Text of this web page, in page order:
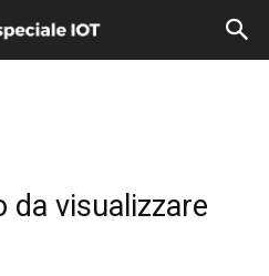
da visualizzare